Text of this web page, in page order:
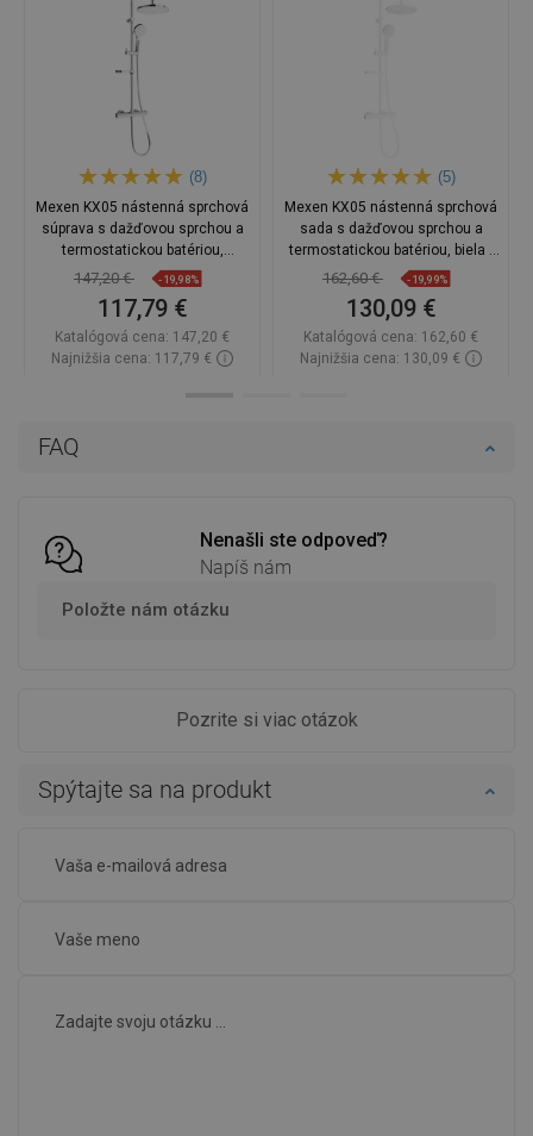
FAQ
Nenašli ste odpoveď?
Napíš nám
Položte nám otázku
Pozrite si viac otázok
Spýtajte sa na produkt
(8)
Mexen KX05 nástenná sprchová
súprava s dažďovou sprchou a
termostatickou batériou,
chróm/biela - 771500591-00
147,20 € -19,98%
117,79 €
Katalógová cena: 147,20 €
Najnižšia cena: 117,79 €
(5)
Mexen KX05 nástenná sprchová
sada s dažďovou sprchou a
termostatickou batériou, biela -
771500591-20
162,60 € -19,99%
130,09 €
Katalógová cena: 162,60 €
Najnižšia cena: 130,09 €